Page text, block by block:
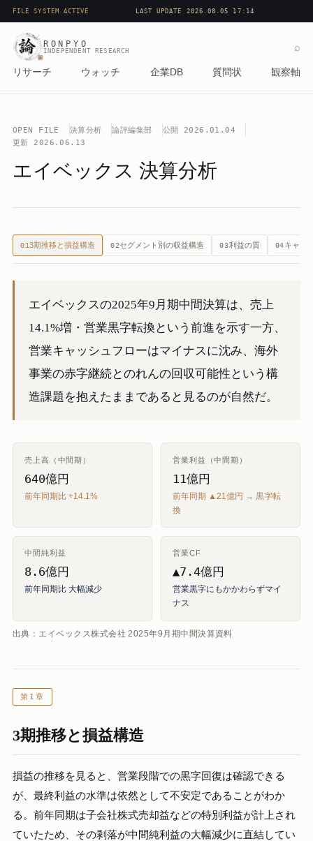
FILE SYSTEM ACTIVE LAST UPDATE 2026.08.05 17:14
RONPYO
INDEPENDENT RESEARCH
リサーチ ウォッチ 企業DB 質問状 観察軸
⌕
OPEN FILE 決算分析 論評編集部 公開 2026.01.04
更新 2026.06.13
エイベックス 決算分析
013期推移と損益構造 02セグメント別の収益構造 03利益の質 04キャッ
エイベックスの2025年9月期中間決算は、売上
14.1%増・営業黒字転換という前進を示す一方、
営業キャッシュフローはマイナスに沈み、海外
事業の赤字継続とのれんの回収可能性という構
造課題を抱えたままであると見るのが自然だ。
売上高（中間期）
640億円
前年同期比 +14.1%
営業利益（中間期）
11億円
前年同期 ▲21億円 → 黒字転
換
中間純利益
8.6億円
前年同期比 大幅減少
営業CF
▲7.4億円
営業黒字にもかかわらずマイ
ナス
出典：エイベックス株式会社 2025年9月期中間決算資料
第1章
3期推移と損益構造
損益の推移を見ると、営業段階での黒字回復は確認できる
が、最終利益の水準は依然として不安定であることがわか
る。前年同期は子会社株式売却益などの特別利益が計上され
ていたため、その剥落が中間純利益の大幅減少に直結してい